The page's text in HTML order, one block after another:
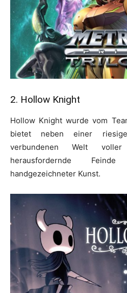
2. Hollow Knight
Hollow Knight wurde vom
bietet neben einer
verbundenen Welt
herausfordernde
handgezeichneter Kunst.